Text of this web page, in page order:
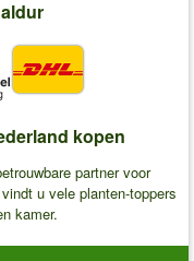
kopen
partner voor
u vele planten-toppers
kamer.